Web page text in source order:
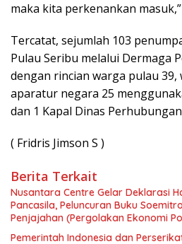
maka kita perkenankan
Tercatat, sejumlah 103
Pulau Seribu melalui Dermaga
dengan rincian warga pulau 39,
aparatur negara 25
dan 1 Kapal Dinas
( Fridris Jimson S )
Berita Terkait
Nusantara Centre Gelar Deklarasi
Pancasila, Peluncuran Buku
Penjajahan (Pergolakan Ekonomi
Simposium Nasional “Urgensi
Pemerintah Indonesia dan